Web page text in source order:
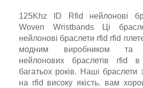
125Khz ID Rfid нейлонові
Woven Wristbands Ці
нейлонові браслети rfid rfid
модним виробником та
нейлонових браслетів rfid в
багатьох років. Наші браслети
на rfid високу якість. вам